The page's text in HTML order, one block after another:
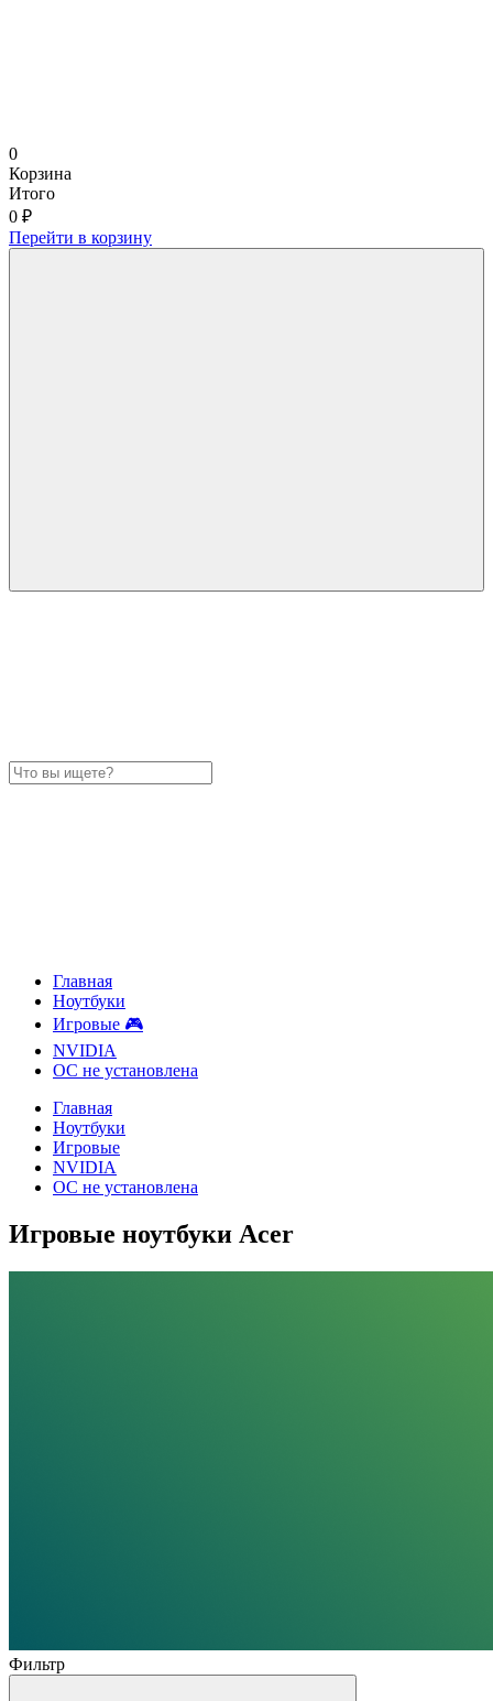
0
Корзина
Итого
0 ₽
Перейти в корзину
Главная
Ноутбуки
Игровые 🎮
NVIDIA
ОС не установлена
Главная
Ноутбуки
Игровые
NVIDIA
ОС не установлена
Игровые ноутбуки Acer
Фильтр